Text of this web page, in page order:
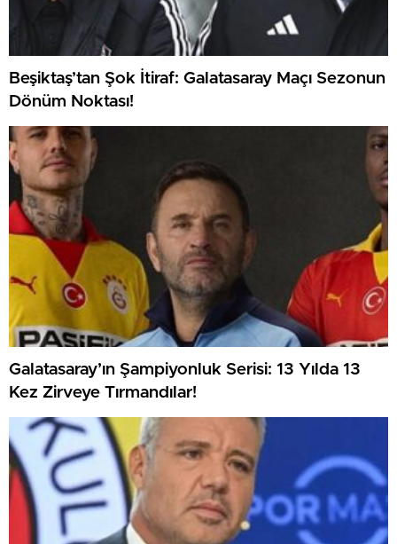
Beşiktaş’tan Şok İtiraf: Galatasaray Maçı Sezonun
Dönüm Noktası!
Galatasaray’ın Şampiyonluk Serisi: 13 Yılda 13
Kez Zirveye Tırmandılar!